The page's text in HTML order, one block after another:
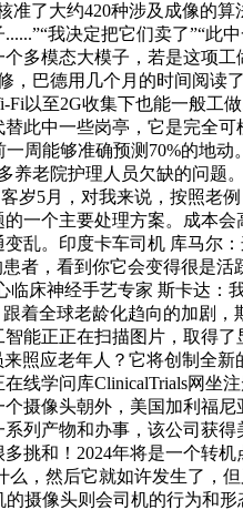
了大约420种涉及成像的
我决定把它们卖了”“
多模态大模子，若是这项
巴德用几个月的时间阅
以至2G收集下也能一般工
此中一些岗亭，它是完全
能够准确预测70%的地
老院护理人员欠缺的问
岁5月，对我来说，按照
一个主要处理方案。成本
。印度卡车司机 库马尔
者，看到你它会变得很是
床神经手艺专家 斯卡达
着全球老龄化趋向的加剧
能正正在扫描图片，取得
照应老年人？它将创制全
学问库ClinicalTrials网坐
摄像头朝外，美国加利福
列产物和办事，该公司获
和！2024年将是一个转
，然后它就如许发生了，
摄像头则会司机的行为和